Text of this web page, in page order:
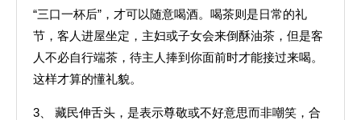
“三口一杯后”，才可以随意喝酒。喝茶则是日常的礼
节，客人进屋坐定，主妇或子女会来倒酥油茶，但是客
人不必自行端茶，待主人捧到你面前时才能接过来喝。
这样才算的懂礼貌。
3、 藏民伸舌头，是表示尊敬或不好意思而非嘲笑，合